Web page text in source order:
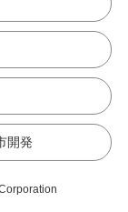
開発